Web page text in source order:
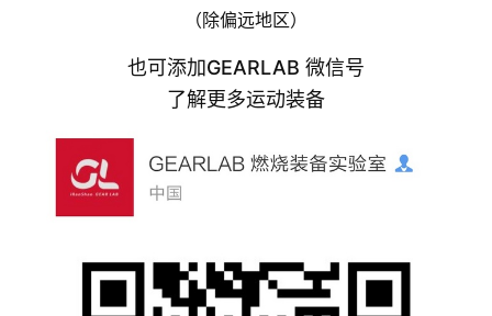
（除偏远地区）
也可添加GEARLAB 微信号
了解更多运动装备